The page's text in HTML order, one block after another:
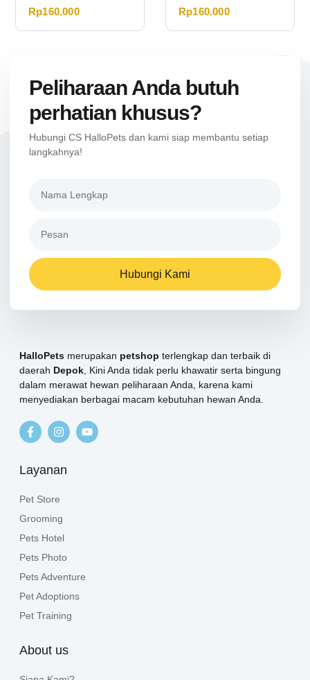
Rp160.000 Rp160.000
Peliharaan Anda butuh
perhatian khusus?
Hubungi CS HalloPets dan kami siap membantu setiap
langkahnya!
Hubungi Kami
HalloPets merupakan petshop terlengkap dan terbaik di
daerah Depok , Kini Anda tidak perlu khawatir serta bingung
dalam merawat hewan peliharaan Anda, karena kami
menyediakan berbagai macam kebutuhan hewan Anda.
Layanan
Pet Store
Grooming
Pets Hotel
Pets Photo
Pets Adventure
Pet Adoptions
Pet Training
About us